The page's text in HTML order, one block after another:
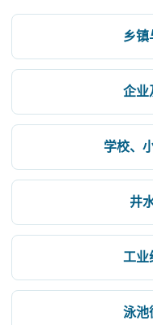
乡镇
企业
学校、
井
工业
泳池